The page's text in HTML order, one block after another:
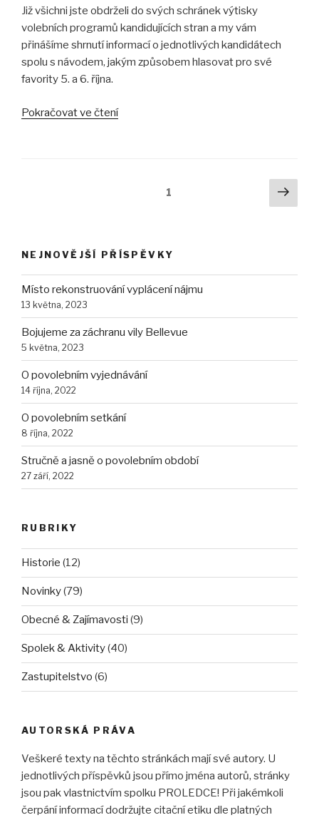
Již všichni jste obdrželi do svých schránek výtisky
volebních programů kandidujících stran a my vám
přinášíme shrnutí informací o jednotlivých kandidátech
spolu s návodem, jakým způsobem hlasovat pro své
favority 5. a 6. října.
Pokračovat ve čtení„Srovnání
2018
2022“
1
Další
NEJNOVĚJŠÍ PŘÍSPĚVKY
Místo rekonstruování vyplácení nájmu
13 května, 2023
Bojujeme za záchranu vily Bellevue
5 května, 2023
O povolebním vyjednávání
14 října, 2022
O povolebním setkání
8 října, 2022
Stručně a jasně o povolebním období
27 září, 2022
RUBRIKY
Historie (12)
Novinky(79)
Obecné & Zajímavosti (9)
Spolek & Aktivity(40)
Zastupitelstvo (6)
AUTORSKÁ PRÁVA
Veškeré texty na těchto stránkách mají své autory. U
jednotlivých příspěvků jsou přímo jména autorů, stránky
jsou pak vlastnictvím spolku PROLEDCE! Při jakémkoli
čerpání informací dodržujte citační etiku dle platných